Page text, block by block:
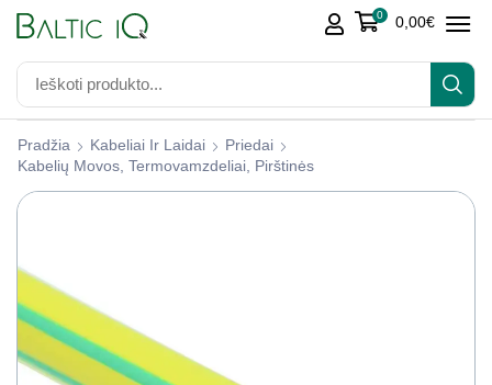
0 0,00€
Pradžia Kabeliai Ir Laidai
Priedai
Kabelių Movos, Termovamzdeliai, Pirštinės